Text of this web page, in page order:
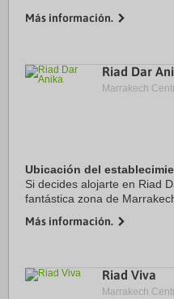
Mohamed VI. Además, este ...
Más información.
Riad Dar
Marrakech
Ubicación del
Si decides alojarte en Riad
fantástica zona de
Avenida de Mohamed VI.
Más información.
Riad Viva
Marrakech